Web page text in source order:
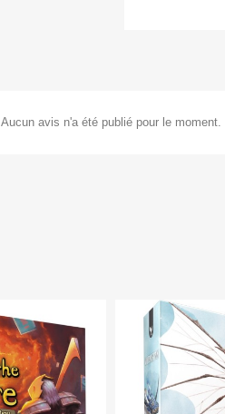
Aucun avis n'a été publié pour le moment.